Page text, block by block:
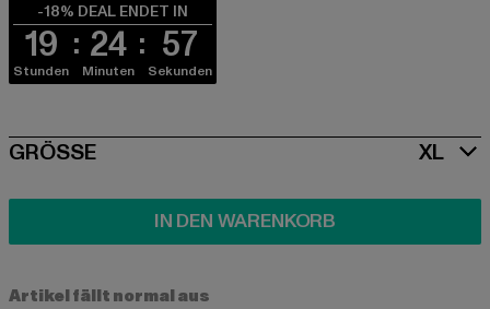
-18% DEAL ENDET IN
19
Stunden
24
Minuten
57
Sekunden
SIZE
GRÖSSE XL
IN DEN WARENKORB
Artikel fällt normal aus